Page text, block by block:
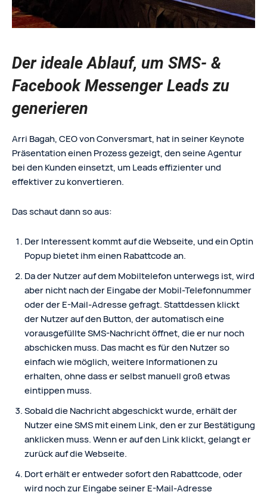
Der ideale Ablauf, um SMS- &
Facebook Messenger Leads zu
generieren
Arri Bagah, CEO von Conversmart, hat in seiner Keynote
Präsentation einen Prozess gezeigt, den seine Agentur
bei den Kunden einsetzt, um Leads effizienter und
effektiver zu konvertieren.
Das schaut dann so aus:
Der Interessent kommt auf die Webseite, und ein Optin
Popup bietet ihm einen Rabattcode an.
Da der Nutzer auf dem Mobiltelefon unterwegs ist, wird
aber nicht nach der Eingabe der Mobil-Telefonnummer
oder der E-Mail-Adresse gefragt. Stattdessen klickt
der Nutzer auf den Button, der automatisch eine
vorausgefüllte SMS-Nachricht öffnet, die er nur noch
abschicken muss. Das macht es für den Nutzer so
einfach wie möglich, weitere Informationen zu
erhalten, ohne dass er selbst manuell groß etwas
eintippen muss.
Sobald die Nachricht abgeschickt wurde, erhält der
Nutzer eine SMS mit einem Link, den er zur Bestätigung
anklicken muss. Wenn er auf den Link klickt, gelangt er
zurück auf die Webseite.
Dort erhält er entweder sofort den Rabattcode, oder
wird noch zur Eingabe seiner E-Mail-Adresse